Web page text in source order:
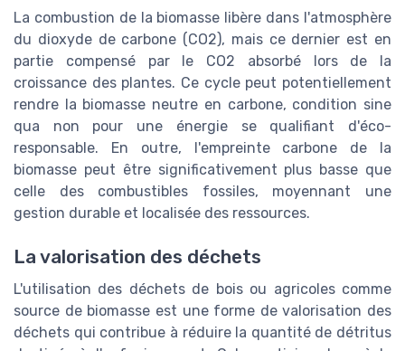
La combustion de la biomasse libère dans l'atmosphère
du dioxyde de carbone (CO2), mais ce dernier est en
partie compensé par le CO2 absorbé lors de la
croissance des plantes. Ce cycle peut potentiellement
rendre la biomasse neutre en carbone, condition sine
qua non pour une énergie se qualifiant d'éco-
responsable. En outre, l'empreinte carbone de la
biomasse peut être significativement plus basse que
celle des combustibles fossiles, moyennant une
gestion durable et localisée des ressources.
La valorisation des déchets
L'utilisation des déchets de bois ou agricoles comme
source de biomasse est une forme de valorisation des
déchets qui contribue à réduire la quantité de détritus